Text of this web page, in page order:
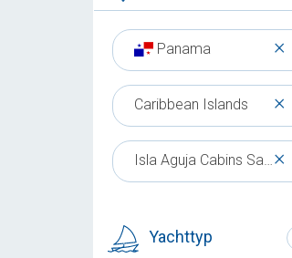
×
Panama
×
Caribbean Islands
×
Isla Aguja Cabins San Blas
Yachttyp